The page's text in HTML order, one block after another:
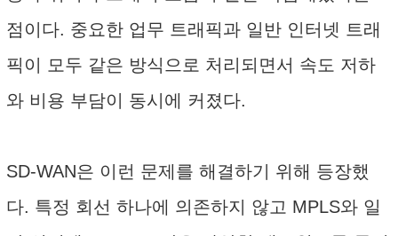
점이다. 중요한 업무 트래픽과 일반 인터넷 트래
픽이 모두 같은 방식으로 처리되면서 속도 저하
와 비용 부담이 동시에 커졌다.
SD-WAN은 이런 문제를 해결하기 위해 등장했
다. 특정 회선 하나에 의존하지 않고 MPLS와 일